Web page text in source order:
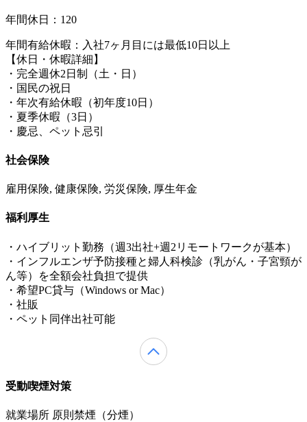
年間休日：120
年間有給休暇：入社7ヶ月目には最低10日以上
【休日・休暇詳細】
・完全週休2日制（土・日）
・国民の祝日
・年次有給休暇（初年度10日）
・夏季休暇（3日）
・慶忌、ペット忌引
社会保険
雇用保険, 健康保険, 労災保険, 厚生年金
福利厚生
・ハイブリット勤務（週3出社+週2リモートワークが基本）
・インフルエンザ予防接種と婦人科検診（乳がん・子宮頸が
ん等）を全額会社負担で提供
・希望PC貸与（Windows or Mac）
・社販
・ペット同伴出社可能
受動喫煙対策
就業場所 原則禁煙（分煙）